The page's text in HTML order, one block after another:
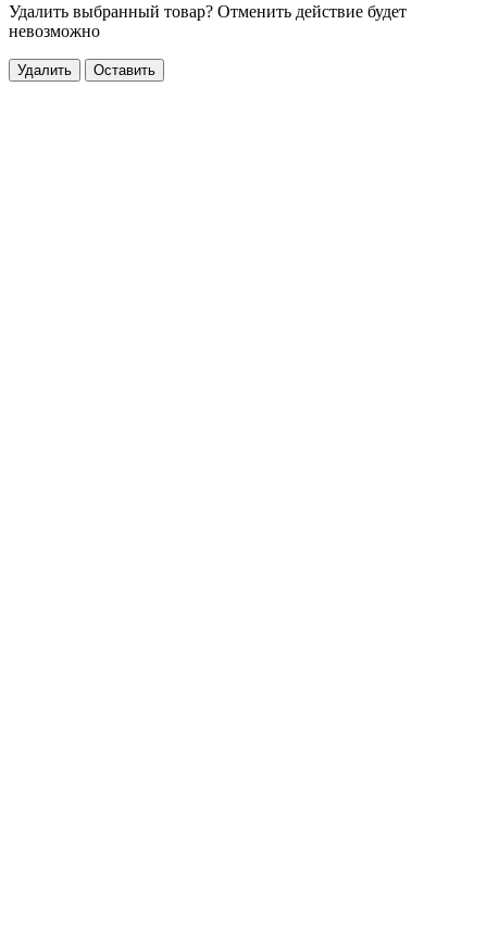
Удалить выбранный товар? Отменить действие будет
невозможно
Удалить Оставить